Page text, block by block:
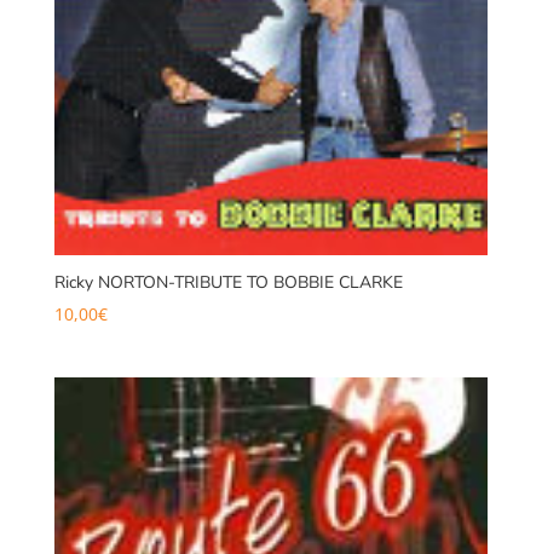
Ricky NORTON-TRIBUTE TO BOBBIE CLARKE
10,00€